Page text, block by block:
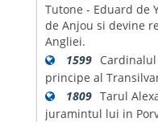
Tutone - Eduard de
de Anjou si devine
Angliei.
1599
principe al
1809 Tarul
juramintul lui in